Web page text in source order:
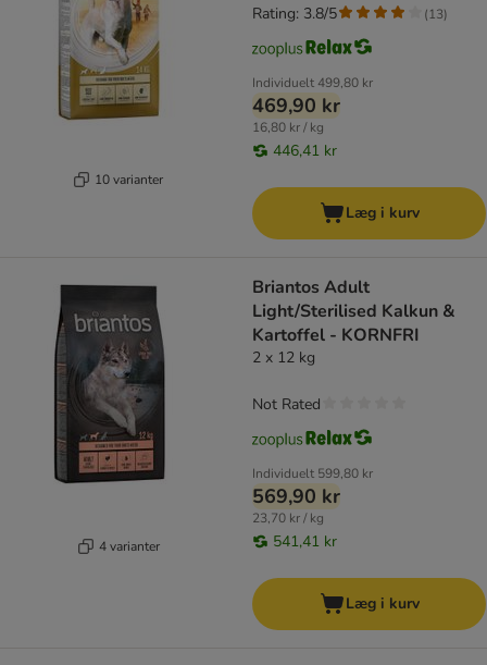
10 varianter
Individuelt499,80 kr
469,90 kr
16,80 kr / kg
446,41 kr
Rating: 3.8/5 (13)
Læg i kurv
4 varianter
Briantos Adult
Light/Sterilised Kalkun &
Kartoffel - KORNFRI
2 x 12 kg
Individuelt 599,80 kr
569,90 kr
23,70 kr / kg
541,41 kr
Not Rated
Læg i kurv